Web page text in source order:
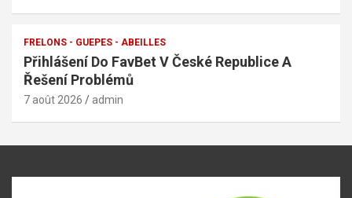
FRELONS - GUEPES - ABEILLES
Přihlášení Do FavBet V České Republice A
Řešení Problémů
7 août 2026 admin